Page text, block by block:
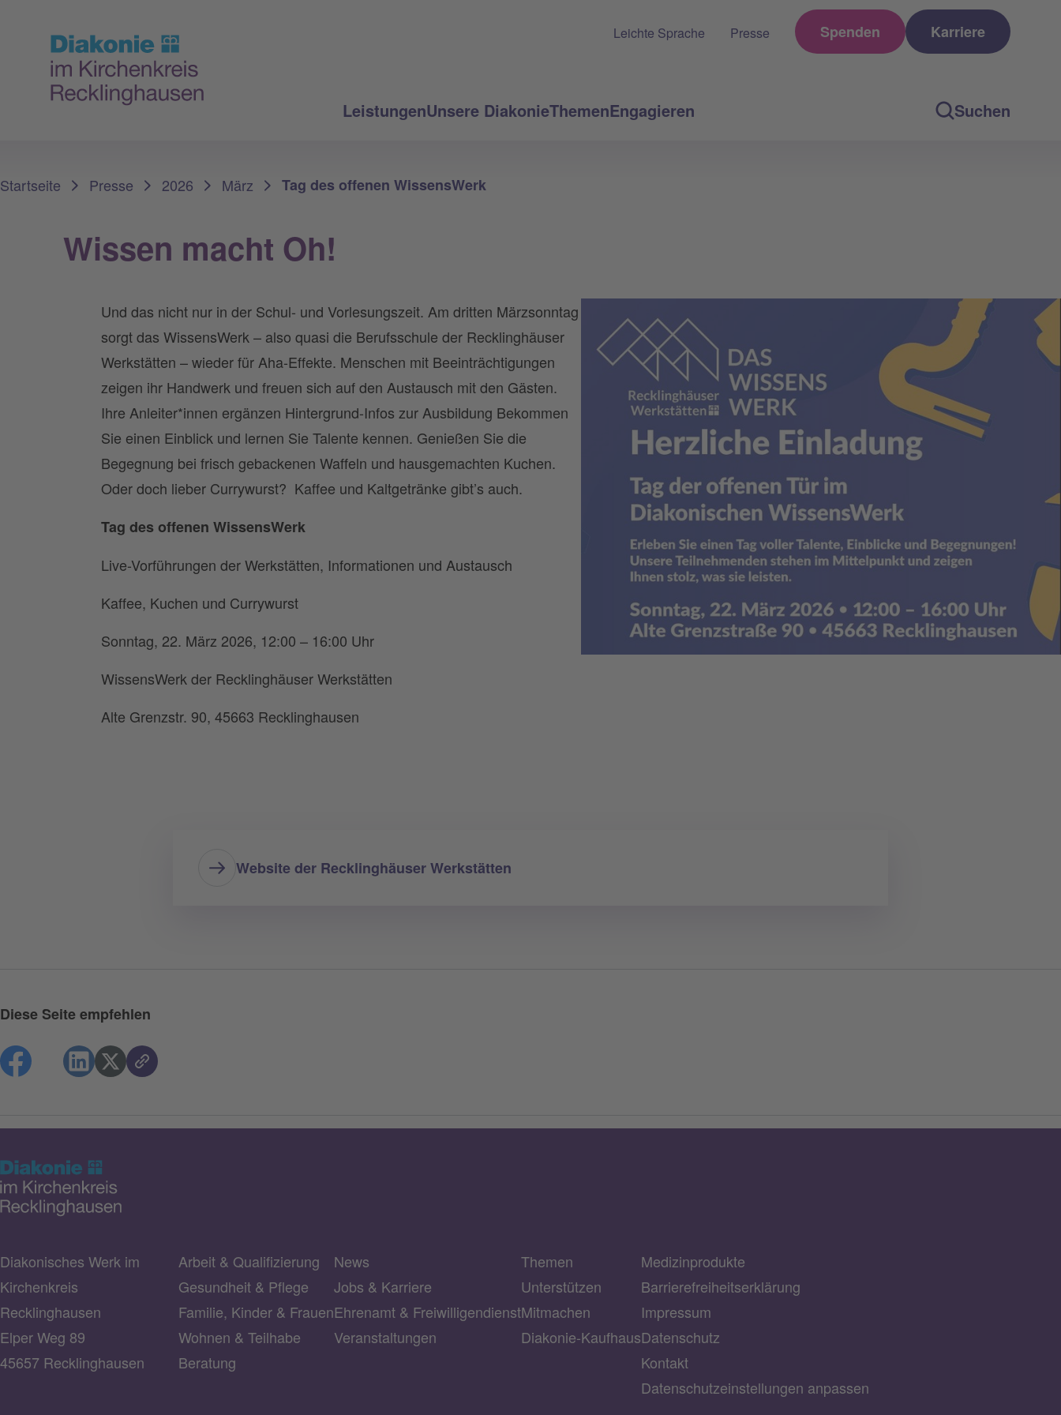
LeistungenUnsere DiakonieThemenEngagieren Suchen
Leichte Sprache Presse Spenden Karriere
Startseite Presse 2026 März Tag des offenen WissensWerk
Wissen macht Oh!
Und das nicht nur in der Schul- und Vorlesungszeit. Am dritten Märzsonntag
sorgt das WissensWerk – also quasi die Berufsschule der Recklinghäuser
Werkstätten – wieder für Aha-Effekte. Menschen mit Beeinträchtigungen
zeigen ihr Handwerk und freuen sich auf den Austausch mit den Gästen.
Ihre Anleiter*innen ergänzen Hintergrund-Infos zur Ausbildung Bekommen
Sie einen Einblick und lernen Sie Talente kennen. Genießen Sie die
Begegnung bei frisch gebackenen Waffeln und hausgemachten Kuchen.
Oder doch lieber Currywurst? Kaffee und Kaltgetränke gibt’s auch.
Tag des offenen WissensWerk
Live-Vorführungen der Werkstätten, Informationen und Austausch
Kaffee, Kuchen und Currywurst
Sonntag, 22. März 2026, 12:00 – 16:00 Uhr
WissensWerk der Recklinghäuser Werkstätten
Alte Grenzstr. 90, 45663 Recklinghausen
Website der Recklinghäuser Werkstätten
Diese Seite empfehlen
Diakonisches Werk im
Kirchenkreis
Recklinghausen
Elper Weg 89
45657 Recklinghausen
Arbeit & Qualifizierung
Gesundheit & Pflege
Familie, Kinder & Frauen
Wohnen & Teilhabe
Beratung
News
Jobs & Karriere
Ehrenamt & Freiwilligendienst
Veranstaltungen
Themen
Unterstützen
Mitmachen
Diakonie-Kaufhaus
Medizinprodukte
Barrierefreiheitserklärung
Impressum
Datenschutz
Kontakt
Datenschutzeinstellungen anpassen